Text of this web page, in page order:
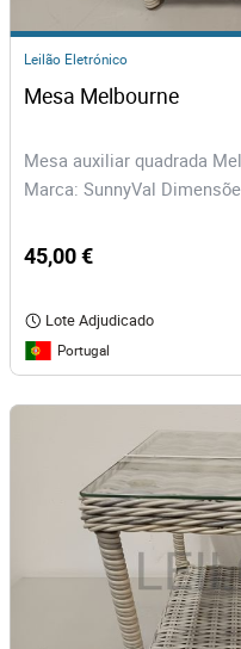
Leilão Eletrónico
Mesa Melbourne
Mesa auxiliar quadrada
Marca: SunnyVal
45,00 €
Lote Adjudicado
Portugal